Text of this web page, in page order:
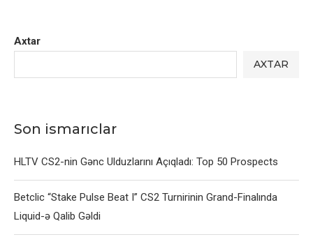
Axtar
AXTAR
Son ismarıclar
HLTV CS2-nin Gənc Ulduzlarını Açıqladı: Top 50 Prospects
Betclic “Stake Pulse Beat I” CS2 Turnirinin Grand-Finalında
Liquid-ə Qalib Gəldi